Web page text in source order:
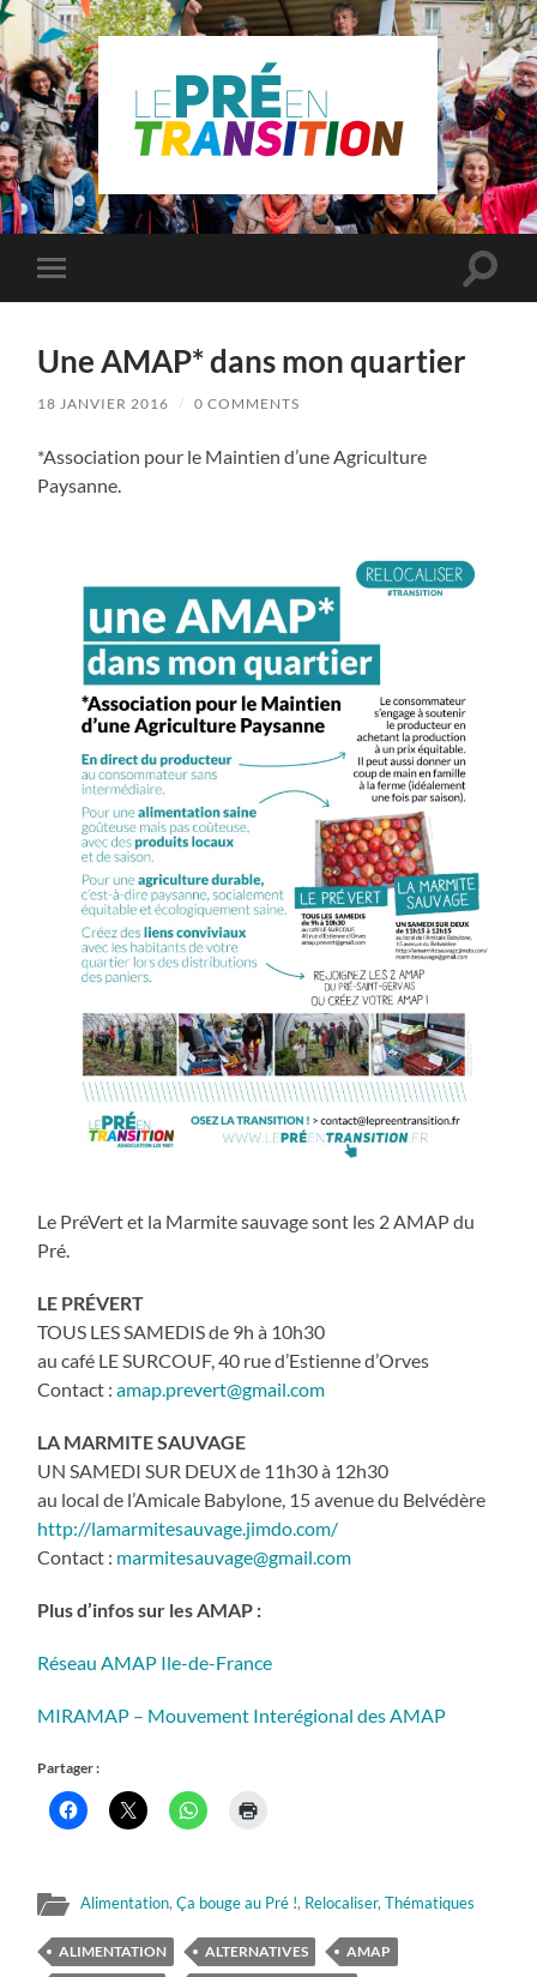
Le
Pré
Saint
Toggle
mobile
Toggle
Une AMAP* dans mon quartier
18 JANVIER 2016 / 0 COMMENTS
*Association pour le Maintien d’une Agriculture
Paysanne.
Le PréVert et la Marmite sauvage sont les 2 AMAP du
Pré.
LE PRÉVERT
TOUS LES SAMEDIS de 9h à 10h30
au café LE SURCOUF, 40 rue d’Estienne d’Orves
Contact :amap.prevert@gmail.com
LA MARMITE SAUVAGE
UN SAMEDI SUR DEUX de 11h30 à 12h30
au local de l’Amicale Babylone, 15 avenue du Belvédère
http://lamarmitesauvage.jimdo.com/
Contact : marmitesauvage@gmail.com
Plus d’infos sur les AMAP :
Réseau AMAP Ile-de-France
MIRAMAP – Mouvement Interégional des AMAP
Partager :
Alimentation,Ça bouge au Pré !, Relocaliser,Thématiques
ALIMENTATION ALTERNATIVES
AMAP